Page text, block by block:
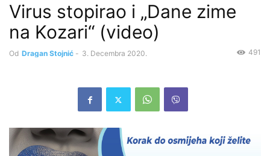
Virus stopirao i „Dane zime
na Kozari“ (video)
Od Dragan Stojnić - 3. Decembra 2020. 491